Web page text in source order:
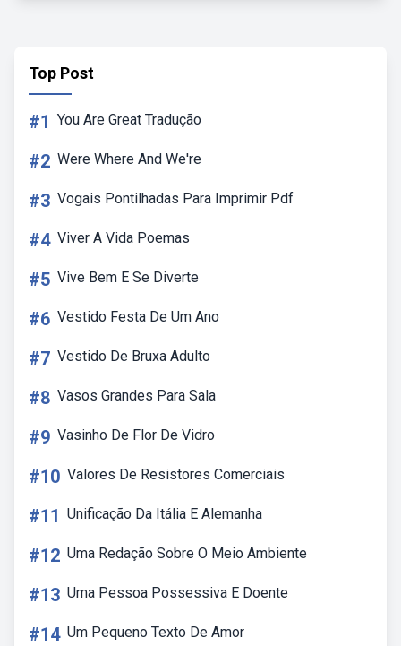
Top Post
#1 You Are Great Tradução
#2 Were Where And We're
#3 Vogais Pontilhadas Para Imprimir Pdf
#4 Viver A Vida Poemas
#5 Vive Bem E Se Diverte
#6 Vestido Festa De Um Ano
#7 Vestido De Bruxa Adulto
#8 Vasos Grandes Para Sala
#9 Vasinho De Flor De Vidro
#10 Valores De Resistores Comerciais
#11 Unificação Da Itália E Alemanha
#12 Uma Redação Sobre O Meio Ambiente
#13 Uma Pessoa Possessiva E Doente
#14 Um Pequeno Texto De Amor